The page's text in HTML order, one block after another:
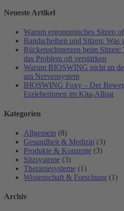
Neueste Artikel
Warum ergonomisches Sitzen
Bandscheiben und Sitzen:
Rückenschmerzen beim
das Problem oft verstärken
Warum BIOSWING nicht an
am Nervensystem
BIOSWING Foxy – Der
Erzieherinnen im Kita-Alltag
Kategorien
Allgemein (8)
Gesundheit & Medizin (3)
Produkte & Konzepte (3)
Sitzsysteme (3)
Therapiesysteme (1)
Wissenschaft & Forschung (1)
Archiv